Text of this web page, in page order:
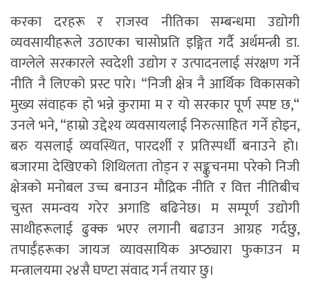
करका दरहरू र राजस्व नीतिका सम्बन्धमा उद्योगी
व्यवसायीहरूले उठाएका चासोप्रति इङ्गित गर्दै अर्थमन्त्री डा.
वाग्लेले सरकारले स्वदेशी उद्योग र उत्पादनलाई संरक्षण गर्ने
नीति नै लिएको प्रस्ट पारे। “निजी क्षेत्र नै आर्थिक विकासको
मुख्य संवाहक हो भन्ने कुरामा म र यो सरकार पूर्ण स्पष्ट छ,“
उनले भने, “हाम्रो उद्देश्य व्यवसायलाई निरुत्साहित गर्ने होइन,
बरु यसलाई व्यवस्थित, पारदर्शी र प्रतिस्पर्धी बनाउने हो।
बजारमा देखिएको शिथिलता तोड्न र सङ्कुचनमा परेको निजी
क्षेत्रको मनोबल उच्च बनाउन मौद्रिक नीति र वित्त नीतिबीच
चुस्त समन्वय गरेर अगाडि बढिनेछ। म सम्पूर्ण उद्योगी
साथीहरूलाई ढुक्क भएर लगानी बढाउन आग्रह गर्दछु,
तपाईँहरूका जायज व्यावसायिक अप्ठ्यारा फुकाउन म
मन्त्रालयमा २४सै घण्टा संवाद गर्न तयार छु।